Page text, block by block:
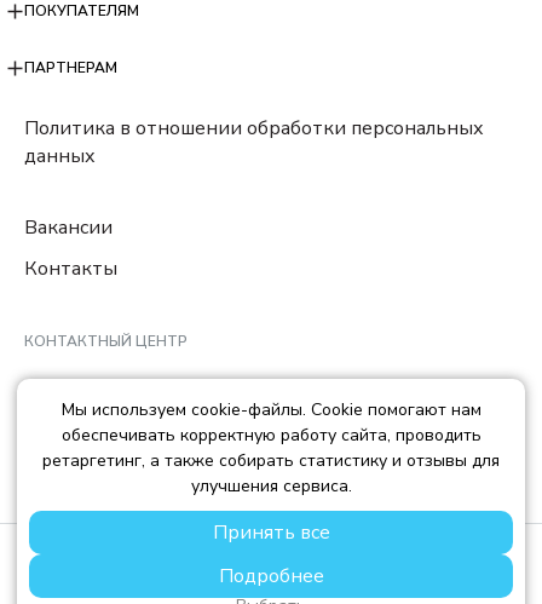
ПОКУПАТЕЛЯМ
ПАРТНЕРАМ
Политика в отношении обработки персональных
данных
Вакансии
Контакты
КОНТАКТНЫЙ ЦЕНТР
8 (800) 222-78-29
Ежедневно с 10:00 до 22:00 МCK
info@trendisland.ru
© TREND ISLAND
ООО «ТРЕНД АЙЛЕНД», ОГРН: 1217700568667, ИНН:
Мы используем cookie-файлы. Cookie помогают нам
обеспечивать корректную работу сайта, проводить
ретаргетинг, а также собирать статистику и отзывы для
улучшения сервиса.
Принять все
Подробнее